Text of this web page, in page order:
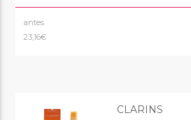
antes
23,16€
CLARINS